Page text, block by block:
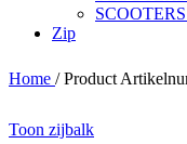
Zip
Home / Product
Toon zijbalk